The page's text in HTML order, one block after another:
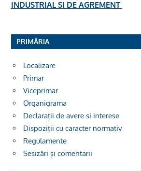
INDUSTRIAL SI DE AGREMENT
PRIMĂRIA
Localizare
Primar
Viceprimar
Organigrama
Declarații de avere si interese
Dispoziții cu caracter normativ
Regulamente
Sesizări și comentarii